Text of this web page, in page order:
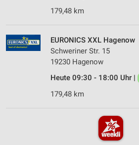
179,48 km
EURONICS XXL Hagenow
Schweriner Str. 15
19230 Hagenow
Heute 09:30 - 18:00 Uhr |
179,48 km